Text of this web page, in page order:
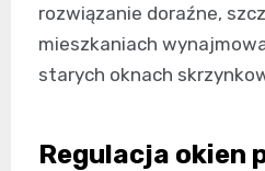
rozwiązanie doraźne,
mieszkaniach
starych oknach
Regulacja okien